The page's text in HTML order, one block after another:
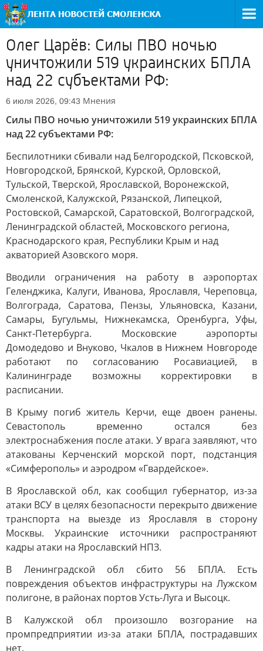
Олег Царёв: Силы ПВО ночью
уничтожили 519 украинских БПЛА
над 22 субъектами РФ:
6 июля 2026, 09:43 Мнения
Силы ПВО ночью уничтожили 519 украинских БПЛА
над 22 субъектами РФ:
Беспилотники сбивали над Белгородской, Псковской,
Новгородской, Брянской, Курской, Орловской,
Тульской, Тверской, Ярославской, Воронежской,
Смоленской, Калужской, Рязанской, Липецкой,
Ростовской, Самарской, Саратовской, Волгоградской,
Ленинградской областей, Московского региона,
Краснодарского края, Республики Крым и над
акваторией Азовского моря.
Вводили ограничения на работу в аэропортах
Геленджика, Калуги, Иванова, Ярославля, Череповца,
Волгограда, Саратова, Пензы, Ульяновска, Казани,
Самары, Бугульмы, Нижнекамска, Оренбурга, Уфы,
Санкт-Петербурга. Московские аэропорты
Домодедово и Внуково, Чкалов в Нижнем Новгороде
работают по согласованию Росавиацией, в
Калининграде возможны корректировки в
расписании.
В Крыму погиб житель Керчи, еще двоен ранены.
Севастополь временно остался без
электроснабжения после атаки. У врага заявляют, что
атакованы Керченский морской порт, подстанция
«Симферополь» и аэродром «Гвардейское».
В Ярославской обл, как сообщил губернатор, из-за
атаки ВСУ в целях безопасности перекрыто движение
транспорта на выезде из Ярославля в сторону
Москвы. Украинские источники распространяют
кадры атаки на Ярославский НПЗ.
В Ленинградской обл сбито 56 БПЛА. Есть
повреждения объектов инфраструктуры на Лужском
полигоне, в районах портов Усть-Луга и Высоцк.
В Калужской обл произошло возгорание на
промпредприятии из-за атаки БПЛА, пострадавших
нет.